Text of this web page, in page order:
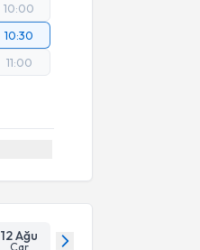
10:00
10:30
11:00
12 Ağu
Çar